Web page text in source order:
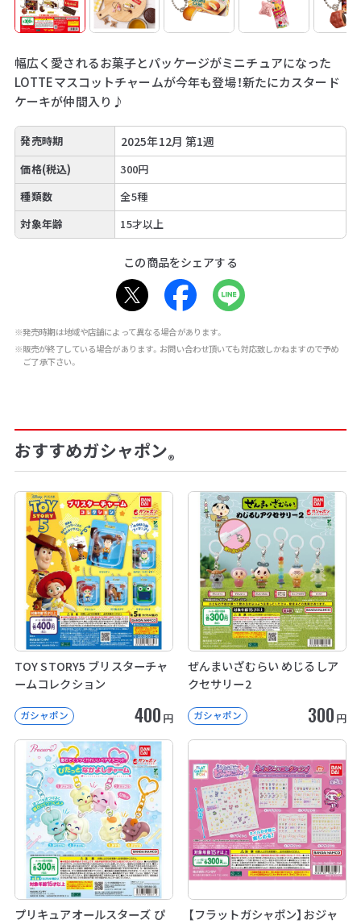
幅広く愛されるお菓子とパッケージがミニチュアになった
LOTTEマスコットチャームが今年も登場！新たにカスタード
ケーキが仲間入り♪
発売時期 2025年12月 第1週
価格(税込)
300円
種類数
全5種
対象年齢
15才以上
この商品をシェアする
※発売時期は地域や店舗によって異なる場合があります。
※販売が終了している場合があります。お問い合わせ頂いても対応致しかねますので予め
ご了承下さい。
おすすめガシャポン®
TOY STORY5 ブリスターチャ
ームコレクション
ガシャポン 400 円
ぜんまいざむらい めじるしア
クセサリー2
ガシャポン 300 円
プリキュアオールスターズ ぴ
【フラットガシャポン】おジャ